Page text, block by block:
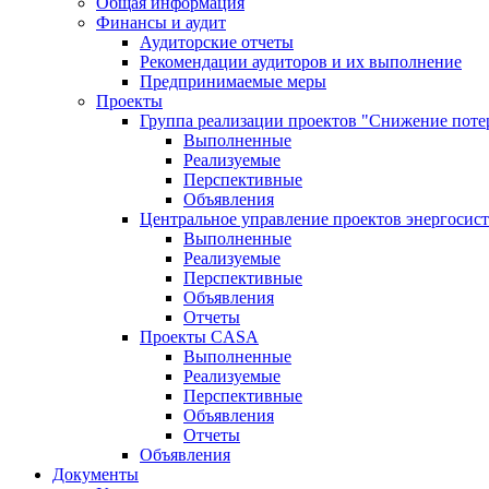
Финансы и аудит
Аудиторские отчеты
Рекомендации аудиторов и их выполнение
Предпринимаемые меры
Проекты
Группа реализации проектов "Снижение
Выполненные
Реализуемые
Перспективные
Объявления
Центральное управление проектов
Выполненные
Реализуемые
Перспективные
Объявления
Отчеты
Проекты CASA
Выполненные
Реализуемые
Перспективные
Объявления
Отчеты
Объявления
Документы